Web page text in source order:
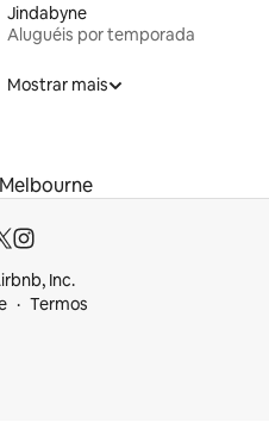
Jindabyne
Aluguéis por temporada
Mostrar mais
Melbourne
Inc.
Termos